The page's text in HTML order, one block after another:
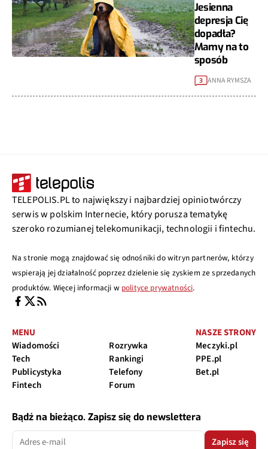
Jesienna
depresja Cię
dopadła?
Mamy na to
sposób
3 ANNA RYMSZA
TELEPOLIS.PL to największy i najbardziej opiniotwórczy
serwis w polskim Internecie, który porusza tematykę
szeroko rozumianej telekomunikacji, technologii i fintechu.
Na stronie mogą znajdować się odnośniki do witryn partnerów, którzy
wspierają jej działalność poprzez dzielenie się zyskiem ze sprzedanych
produktów. Więcej informacji w polityce prywatności.
MENU
Wiadomości
Tech
Publicystyka
Fintech
Rozrywka
Rankingi
Telefony
Forum
NASZE STRONY
Meczyki.pl
PPE.pl
Bet.pl
Bądź na bieżąco. Zapisz się do newslettera
Zapisz się